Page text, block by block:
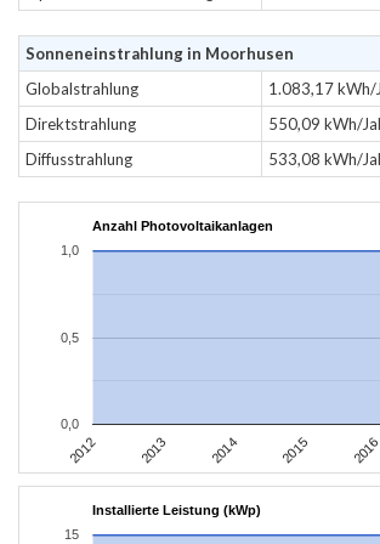
Sonneneinstrahlung in Moorhusen
Globalstrahlung
1.083,17 kWh/
Direktstrahlung
550,09 kWh/
Diffusstrahlung
533,08 kWh/
Anzahl Photovoltaikanlagen
2012 2013 2014 2015 2016
0,0
0,5
1,0
Installierte Leistung (kWp)
15